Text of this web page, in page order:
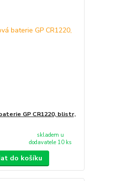
GP CR1220, blistr,
skladem u
dodavatele 10 ks
do košíku